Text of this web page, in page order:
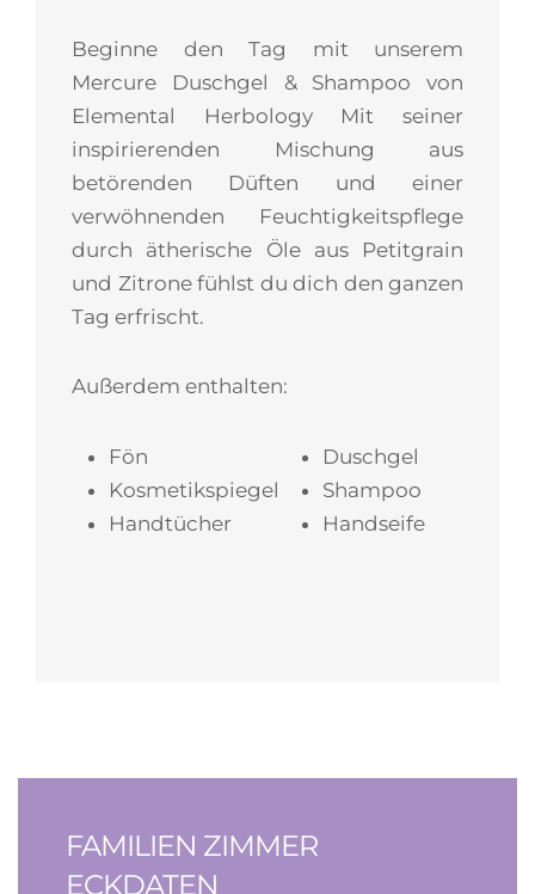
Beginne den Tag mit unserem
Mercure Duschgel & Shampoo von
Elemental Herbology Mit seiner
inspirierenden Mischung aus
betörenden Düften und einer
verwöhnenden Feuchtigkeitspflege
durch ätherische Öle aus Petitgrain
und Zitrone fühlst du dich den ganzen
Tag erfrischt.
Außerdem enthalten:
Fön
Kosmetikspiegel
Handtücher
Duschgel
Shampoo
Handseife
FAMILIEN ZIMMER
ECKDATEN